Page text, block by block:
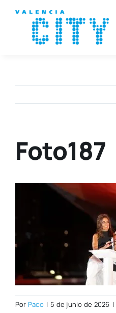
contenido
Foto187
Por Paco | 5 de junio de 2026 |